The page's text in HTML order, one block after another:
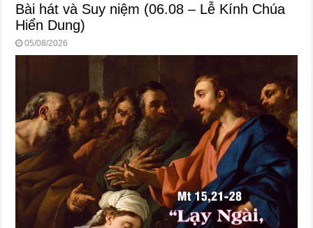
Bài hát và Suy niệm (06.08 – Lễ Kính Chúa
Hiển Dung)
05/08/2026